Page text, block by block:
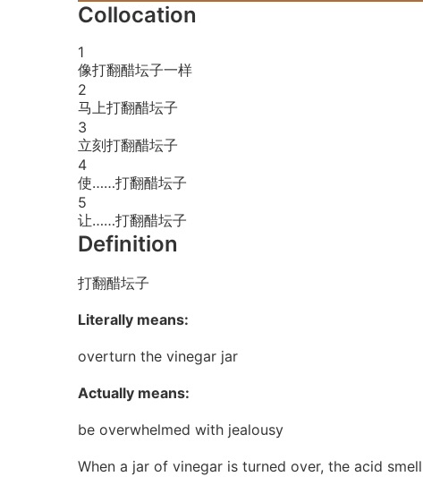
Collocation
1
像打翻醋坛子一样
2
马上打翻醋坛子
3
立刻打翻醋坛子
4
使……打翻醋坛子
5
让……打翻醋坛子
Definition
打翻醋坛子
Literally means:
overturn the vinegar jar
Actually means:
be overwhelmed with jealousy
When a jar of vinegar is turned over, the acid